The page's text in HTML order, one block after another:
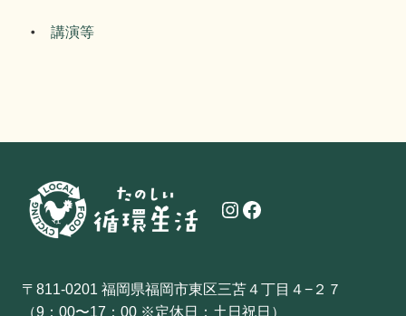
講演等
Instagram Facebook
〒811-0201 福岡県福岡市東区三苫４丁目４−２７
（9：00〜17：00 ※定休日：土日祝日）